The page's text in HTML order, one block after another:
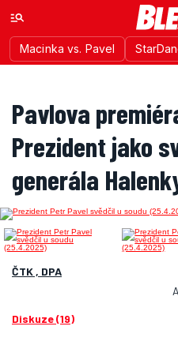
Macinka vs. Pavel
Pavlova
Prezident jako
generála
ČTK , DPA
Diskuze (19)